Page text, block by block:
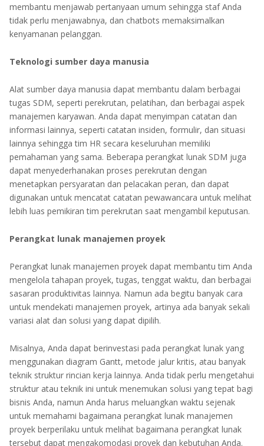
membantu menjawab pertanyaan umum sehingga staf Anda
tidak perlu menjawabnya, dan chatbots memaksimalkan
kenyamanan pelanggan.
Teknologi sumber daya manusia
Alat sumber daya manusia dapat membantu dalam berbagai
tugas SDM, seperti perekrutan, pelatihan, dan berbagai aspek
manajemen karyawan. Anda dapat menyimpan catatan dan
informasi lainnya, seperti catatan insiden, formulir, dan situasi
lainnya sehingga tim HR secara keseluruhan memiliki
pemahaman yang sama. Beberapa perangkat lunak SDM juga
dapat menyederhanakan proses perekrutan dengan
menetapkan persyaratan dan pelacakan peran, dan dapat
digunakan untuk mencatat catatan pewawancara untuk melihat
lebih luas pemikiran tim perekrutan saat mengambil keputusan.
Perangkat lunak manajemen proyek
Perangkat lunak manajemen proyek dapat membantu tim Anda
mengelola tahapan proyek, tugas, tenggat waktu, dan berbagai
sasaran produktivitas lainnya. Namun ada begitu banyak cara
untuk mendekati manajemen proyek, artinya ada banyak sekali
variasi alat dan solusi yang dapat dipilih.
Misalnya, Anda dapat berinvestasi pada perangkat lunak yang
menggunakan diagram Gantt, metode jalur kritis, atau banyak
teknik struktur rincian kerja lainnya. Anda tidak perlu mengetahui
struktur atau teknik ini untuk menemukan solusi yang tepat bagi
bisnis Anda, namun Anda harus meluangkan waktu sejenak
untuk memahami bagaimana perangkat lunak manajemen
proyek berperilaku untuk melihat bagaimana perangkat lunak
tersebut dapat mengakomodasi proyek dan kebutuhan Anda.